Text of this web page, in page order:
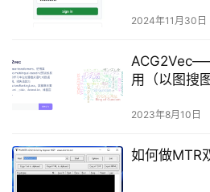
2024年11月30日
用（以图搜
2023年8月10日
如何做MTR